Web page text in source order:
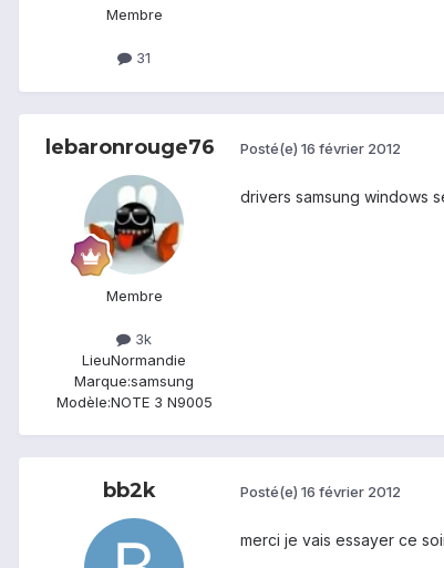
Membre
31
lebaronrouge76
Membre
3k
LieuNormandie
Marque:samsung
Modèle:NOTE 3 N9005
Posté(e) 16 février 2012
drivers samsung windows
bb2k Posté(e) 16 février 2012
merci je vais essayer ce